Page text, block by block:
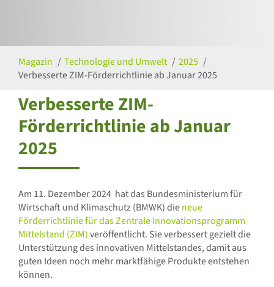
Magazin Technologie und Umwelt
2025
Verbesserte ZIM-Förderrichtlinie ab Januar 2025
Verbesserte ZIM-
Förderrichtlinie ab Januar
2025
Am 11. Dezember 2024 hat das Bundesministerium für
Wirtschaft und Klimaschutz (BMWK) dieneue
Förderrichtlinie für das Zentrale Innovationsprogramm
Mittelstand (ZIM)veröffentlicht. Sie verbessert gezielt die
Unterstützung des innovativen Mittelstandes, damit aus
guten Ideen noch mehr marktfähige Produkte entstehen
können.